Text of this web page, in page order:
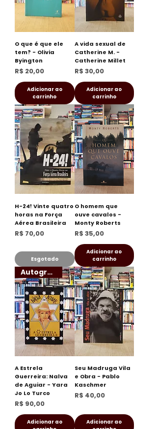
O que é que ele
tem? - Olivia
Byington
Preço
R$ 20,00
Adicionar ao
carrinho
A vida sexual de
Catherine M. -
Catherine Millet
Preço
R$ 30,00
Adicionar ao
carrinho
H-24! Vinte quatro
horas na Força
Aérea Brasileira
Preço
R$ 70,00
Esgotado
O homem que
ouve cavalos -
Monty Roberts
Preço
R$ 35,00
Adicionar ao
carrinho
Autografado
A Estrela
Guerreira: Nalva
de Aguiar - Yara
Jo Lo Turco
Preço
R$ 90,00
Adicionar ao
Seu Madruga Vila
e Obra - Pablo
Kaschmer
Preço
R$ 40,00
Adicionar ao